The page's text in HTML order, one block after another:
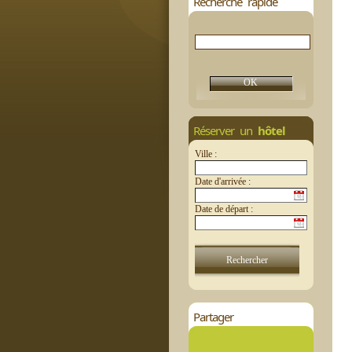
Réserver un hôtel
Ville :
Date d'arrivée :
Date de départ :
Partager